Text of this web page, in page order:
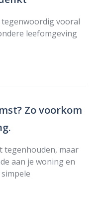
vooral
leefomgeving
Zo voorkom
tegenhouden, maar
aan je woning en